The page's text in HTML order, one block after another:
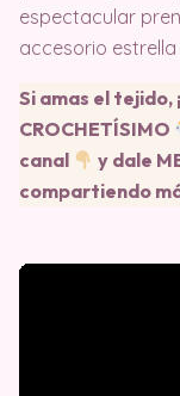
espectacular
accesorio
Si amas el tejido,
CROCHETÍSIMO
canal
y dale
compartiendo